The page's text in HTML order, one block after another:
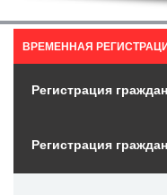
ВРЕМЕННАЯ
Регистрация
Регистрация